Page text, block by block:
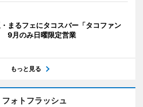
まるフェにタコスバー「タコファン
9月のみ日曜限定営業
もっと見る
フォトフラッシュ